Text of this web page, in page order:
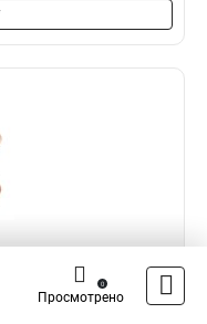
Просмотрено
0